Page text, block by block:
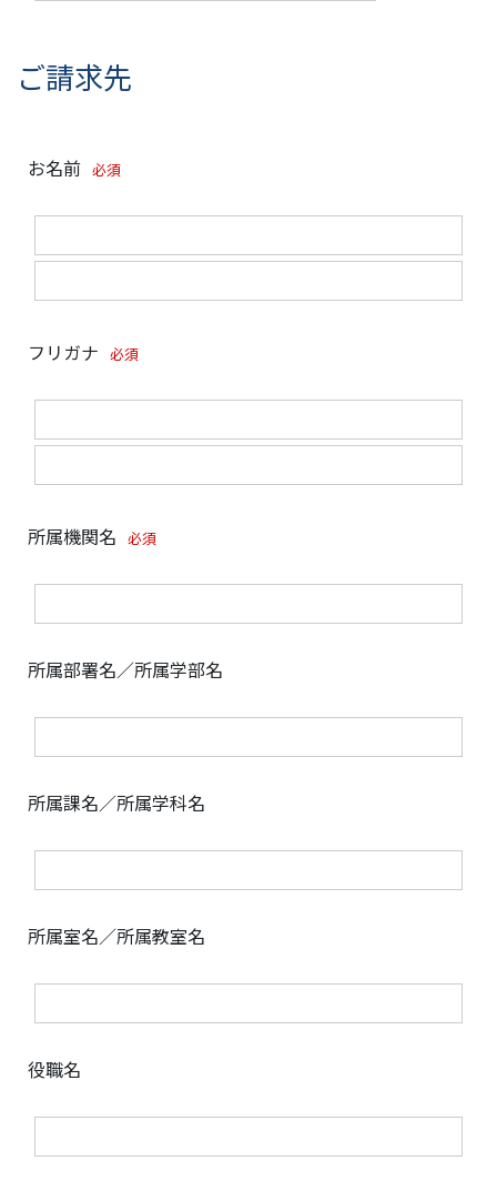
ご請求先
お名前 必須
フリガナ 必須
所属機関名 必須
所属部署名／所属学部名
所属課名／所属学科名
所属室名／所属教室名
役職名